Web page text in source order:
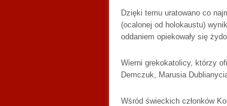
Dzięki temu uratowano co
(ocalonej od holokaustu)
oddaniem opiekowały się
Wierni grekokatolicy, którzy
Demczuk, Marusia
Wśród świeckich członków